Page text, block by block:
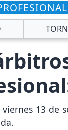
viernes 13 de